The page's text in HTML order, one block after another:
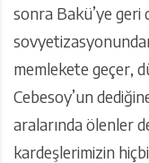
sonra Bakü’ye geri
memlekete geçer,
Cebesoy’un
aralarında ölenler
kardeşlerimizin